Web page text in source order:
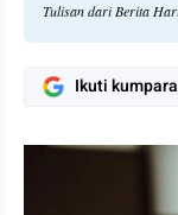
Tulisan dari Berita
Ikuti